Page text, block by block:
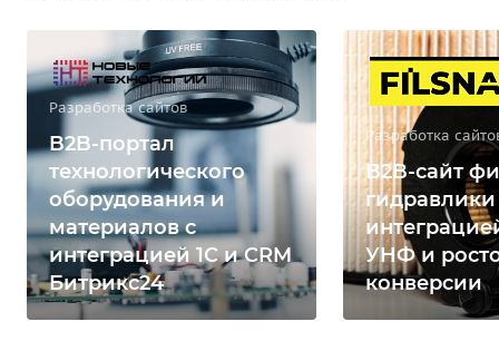
Разработка сайтов
B2B-портал
технологического
оборудования и
материалов с
интеграцией 1С и CRM
Битрикс24
Разработка
B2B-сайт
гидравлики
УНФ и
конверсии